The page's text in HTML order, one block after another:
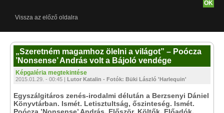
Vissza az előző oldalra
„Szeretném magamhoz ölelni a világot” – Poócza
’Nonsense’ András volt a Bájoló vendége
Képgaléria megtekintése
2015.01.29. - 00:45 | Lutor Katalin - Fotók: Büki László 'Harlequin'
Egyszálgitáros zenés-irodalmi délután a Berzsenyi Dániel
Könyvtárban. Ismét. Letisztultság, őszinteség. Ismét.